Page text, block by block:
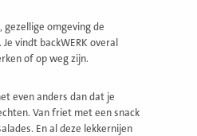
gezellige omgeving de
of op weg zijn.
even anders dan dat je
Van friet met een snack
En al deze lekkernijen